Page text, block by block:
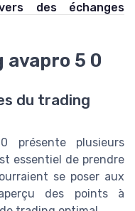
des échanges
avapro 5 0
du trading
présente plusieurs
essentiel de prendre
se poser aux
des points à